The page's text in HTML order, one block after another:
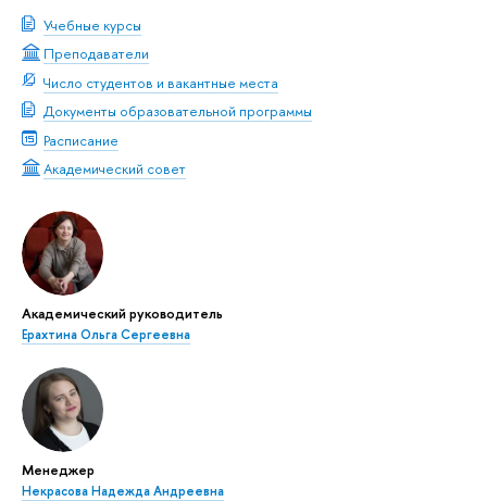
Учебные курсы
Преподаватели
Число студентов и вакантные места
Документы образовательной программы
Расписание
Академический совет
Академический руководитель
Ерахтина Ольга Сергеевна
Менеджер
Некрасова Надежда Андреевна